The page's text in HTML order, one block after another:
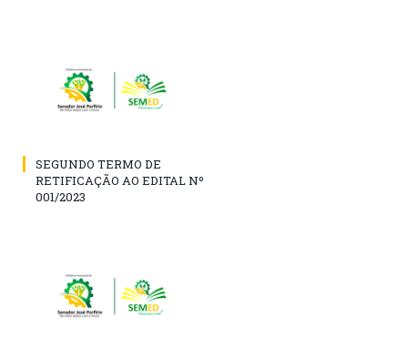
SEGUNDO TERMO DE
RETIFICAÇÃO AO EDITAL Nº
001/2023